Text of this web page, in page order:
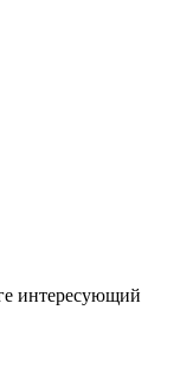
интересующий